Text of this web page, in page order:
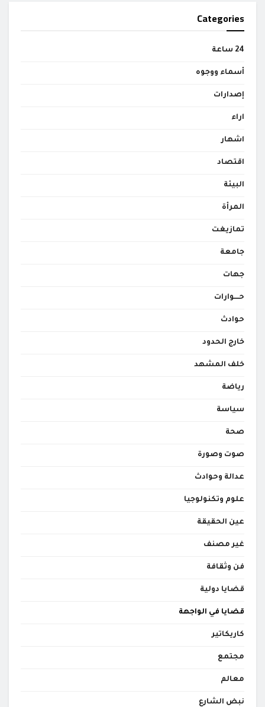
Categories
24 ساعة
أسماء ووجوه
إصدارات
اراء
اشهار
اقتصاد
البيئة
المرأة
تمازيغت
جامعة
جهات
حــــوارات
حوادث
خارج الحدود
خلف المشهد
رياضة
سياسة
صحة
صوت وصورة
عدالة وحوادث
علوم وتكنولوجيا
عين الحقيقة
غير مصنف
فن وثقافة
قضايا دولية
قضايا في الواجهة
كاريكاتير
مجتمع
معالم
نبض الشارع